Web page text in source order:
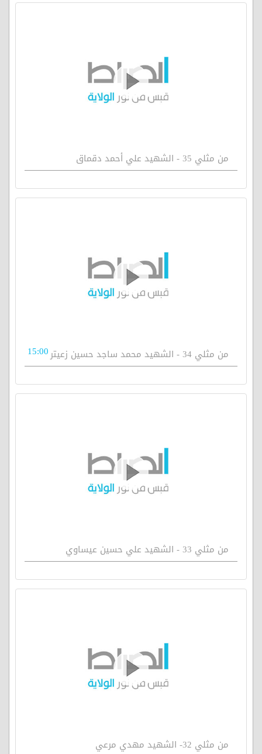
من مثلي 35 - الشهيد علي أحمد دقماق
من مثلي 34 - الشهيد محمد ساجد حسين زعيتر 15:00
من مثلي 33 - الشهيد علي حسين عيساوي
من مثلي 32- الشهيد مهدي مرعي